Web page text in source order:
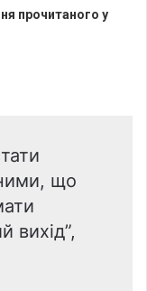
прочитаного у
що
вихід”,